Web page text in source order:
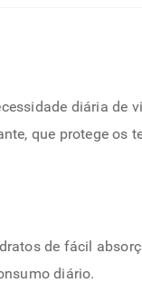
diária
que protege os
de fácil
diário.